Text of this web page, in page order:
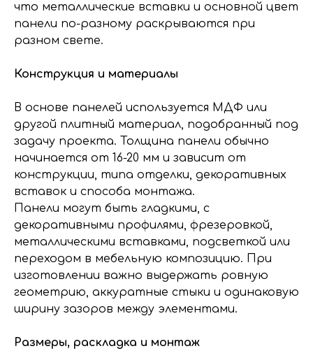
что металлические вставки и основной цвет
панели по-разному раскрываются при
разном свете.
Конструкция и материалы
В основе панелей используется МДФ или
другой плитный материал, подобранный под
задачу проекта. Толщина панели обычно
начинается от 16-20 мм и зависит от
конструкции, типа отделки, декоративных
вставок и способа монтажа.
Панели могут быть гладкими, с
декоративными профилями, фрезеровкой,
металлическими вставками, подсветкой или
переходом в мебельную композицию. При
изготовлении важно выдержать ровную
геометрию, аккуратные стыки и одинаковую
ширину зазоров между элементами.
Размеры, раскладка и монтаж